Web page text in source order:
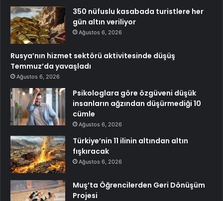
350 nüfuslu kasabada turistlere her
gün altın veriliyor
Ağustos 6, 2026
Rusya’nın hizmet sektörü aktivitesinde düşüş
Temmuz’da yavaşladı
Ağustos 6, 2026
Psikologlara göre özgüveni düşük
insanların ağzından düşürmediği 10
cümle
Ağustos 6, 2026
Türkiye’nin 11 ilinin altından altın
fışkıracak
Ağustos 6, 2026
Muş’ta Öğrencilerden Geri Dönüşüm
Projesi